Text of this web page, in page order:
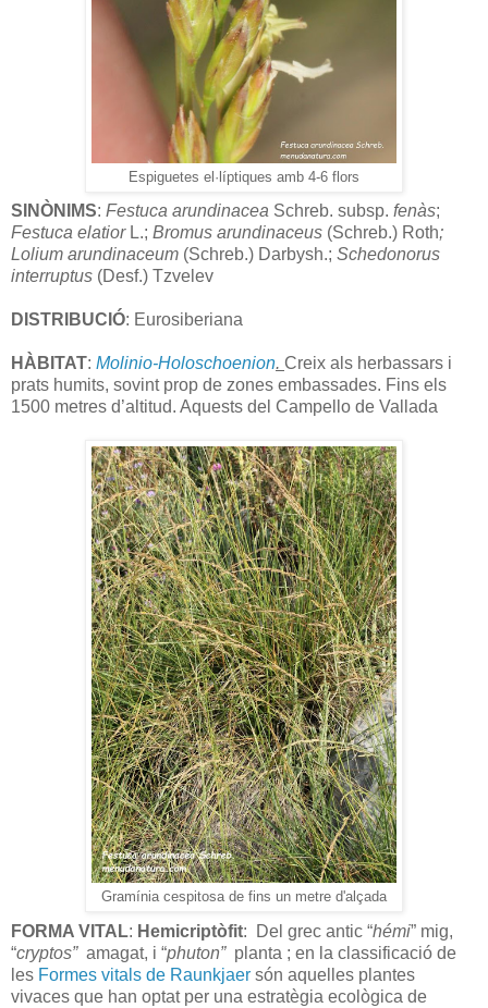
Espiguetes el·líptiques amb 4-6 flors
SINÒNIMS: Festuca arundinacea Schreb. subsp. fenàs;
Festuca elatiorL.; Bromus arundinaceus (Schreb.) Roth;
Lolium arundinaceum (Schreb.) Darbysh.; Schedonorus
interruptus (Desf.) Tzvelev
DISTRIBUCIÓ: Eurosiberiana
HÀBITAT: Molinio-Holoschoenion. Creix als herbassars i
prats humits, sovint prop de zones embassades. Fins els
1500 metres d’altitud. Aquests del Campello de Vallada
Gramínia cespitosa de fins un metre d'alçada
FORMA VITAL: Hemicriptòfit: Del grec antic “hémi” mig,
“cryptos” amagat, i “phuton” planta ; en la classificació de
les Formes vitals de Raunkjaer són aquelles plantes
vivaces que han optat per una estratègia ecològica de